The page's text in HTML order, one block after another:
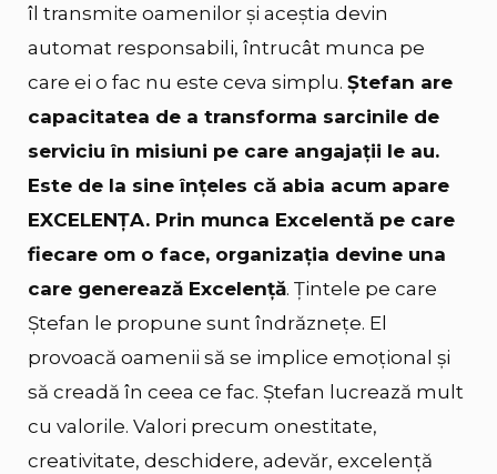
îl transmite oamenilor și aceștia devin
automat responsabili, întrucât munca pe
care ei o fac nu este ceva simplu. Ștefan are
capacitatea de a transforma sarcinile de
serviciu în misiuni pe care angajații le au.
Este de la sine înțeles că abia acum apare
EXCELENȚA. Prin munca Excelentă pe care
fiecare om o face, organizația devine una
care generează Excelență. Țintele pe care
Ștefan le propune sunt îndrăznețe. El
provoacă oamenii să se implice emoțional și
să creadă în ceea ce fac. Ștefan lucrează mult
cu valorile. Valori precum onestitate,
creativitate, deschidere, adevăr, excelență